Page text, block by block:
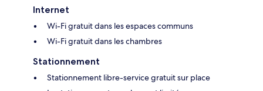
Internet
Wi-Fi gratuit dans les espaces communs
Wi-Fi gratuit dans les chambres
Stationnement
Stationnement libre-service gratuit sur place